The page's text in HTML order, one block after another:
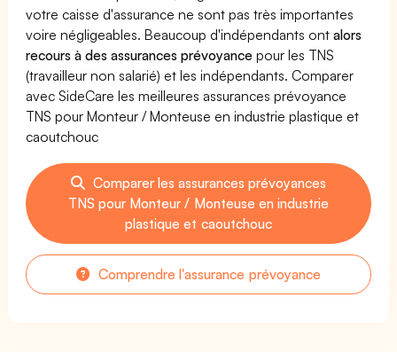
votre caisse d'assurance ne sont pas très importantes
voire négligeables. Beaucoup d'indépendants ontalors
recours à des assurances prévoyance pour les TNS
(travailleur non salarié) et les indépendants. Comparer
avec SideCare les meilleures assurances prévoyance
TNS pour Monteur / Monteuse en industrie plastique et
caoutchouc
Comparer les assurances prévoyances
TNS pour Monteur / Monteuse en industrie
plastique et caoutchouc
Comprendre l'assurance prévoyance